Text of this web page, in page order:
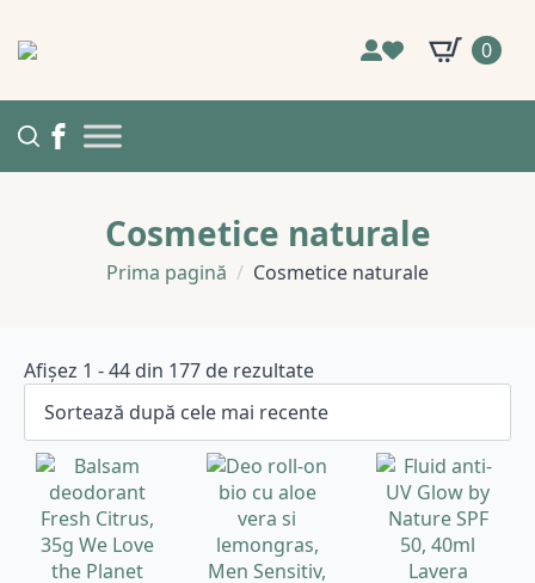
0
Cosmetice naturale
Prima pagină Cosmetice naturale
Afișez 1 - 44 din 177 de rezultateSortat
cele
mai
recente